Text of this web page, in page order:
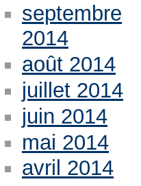
septembre
2014
août 2014
juillet 2014
juin 2014
mai 2014
avril 2014